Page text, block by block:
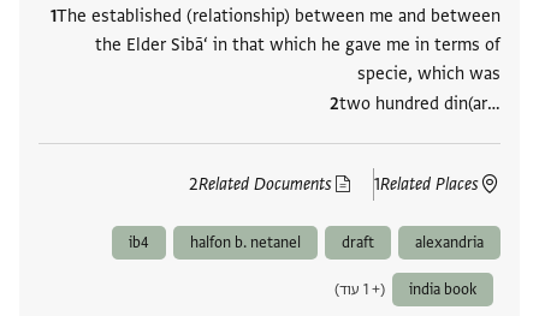
The established (relationship) between me and between
the Elder Sibā‘ in that which he gave me in terms of
specie, which was
two hundred din(ar‮…
Related Places
1
Related Documents
2
alexandria
draft
halfon b. netanel
ib4
india book (+ 1 עוד)